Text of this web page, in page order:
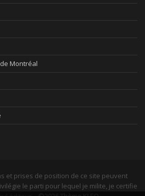
Montréal
et prises de position de ce site peuvent
le parti pour lequel je milite, je certifie